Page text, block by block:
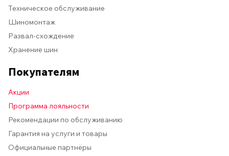
Техническое обслуживание
Шиномонтаж
Развал-схождение
Хранение шин
Покупателям
Акции
Программа лояльности
Рекомендации по обслуживанию
Гарантия на услуги и товары
Официальные партнёры